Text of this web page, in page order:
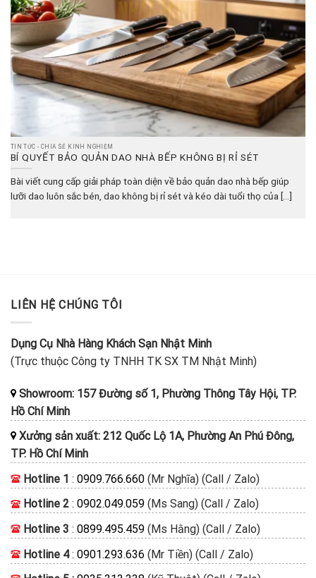
TIN TỨC - CHIA SẺ KINH NGHIỆM
BÍ QUYẾT BẢO QUẢN DAO NHÀ BẾP KHÔNG BỊ RỈ SÉT
Bài viết cung cấp giải pháp toàn diện về bảo quản dao nhà bếp giúp
lưỡi dao luôn sắc bén, dao không bị rỉ sét và kéo dài tuổi thọ của [...]
LIÊN HỆ CHÚNG TÔI
Dụng Cụ Nhà Hàng Khách Sạn Nhật Minh
(Trực thuộc Công ty TNHH TK SX TM Nhật Minh)
Showroom: 157 Đường số 1, Phường Thông Tây Hội, TP.
Hồ Chí Minh
Xưởng sản xuất: 212 Quốc Lộ 1A, Phường An Phú Đông,
TP. Hồ Chí Minh
Hotline 1 : 0909.766.660 (Mr Nghĩa) (Call / Zalo)
Hotline 2 : 0902.049.059 (Ms Sang) (Call / Zalo)
Hotline 3 : 0899.495.459 (Ms Hằng) (Call / Zalo)
Hotline 4: 0901.293.636 (Mr Tiền) (Call / Zalo)